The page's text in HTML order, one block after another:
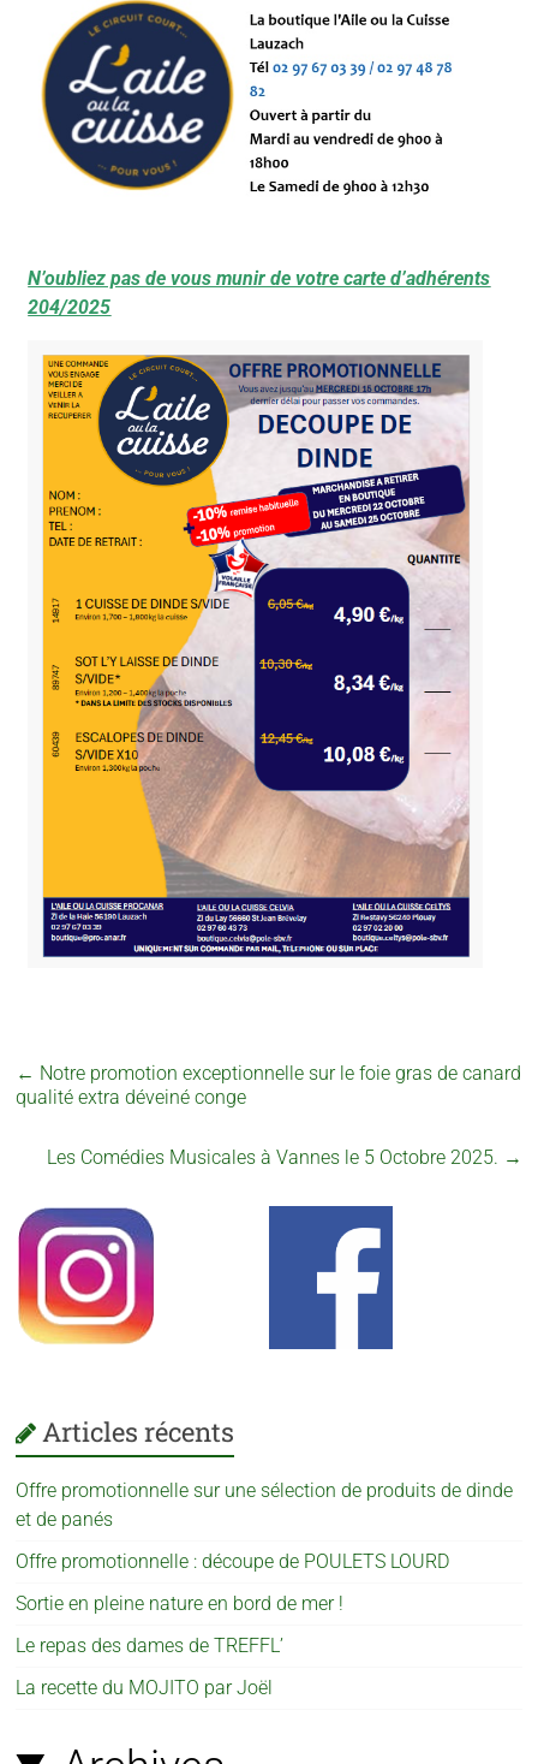
N’oubliez pas de vous munir de votre carte d’adhérents
204/2025
← Notre promotion exceptionnelle sur le foie gras de canard
qualité extra déveiné conge
Les Comédies Musicales à Vannes le 5 Octobre 2025. →
Articles récents
Offre promotionnelle sur une sélection de produits de dinde
et de panés
Offre promotionnelle : découpe de POULETS LOURD
Sortie en pleine nature en bord de mer !
Le repas des dames de TREFFL’
La recette du MOJITO par Joël